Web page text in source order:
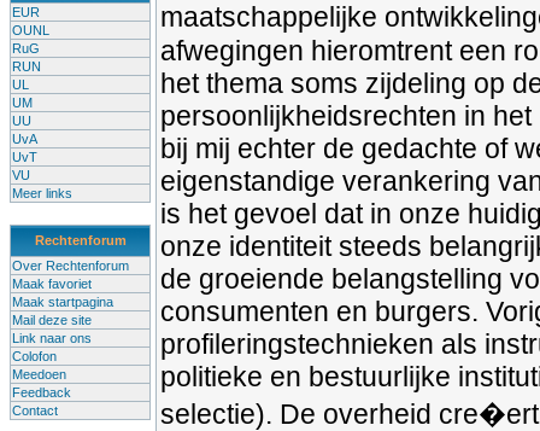
EUR
OUNL
RuG
RUN
UL
UM
UU
UvA
UvT
VU
Meer links
Rechtenforum
Over Rechtenforum
Maak favoriet
Maak startpagina
Mail deze site
Link naar ons
Colofon
Meedoen
Feedback
Contact
maatschappelijke
afwegingen hieromtrent een
het thema soms zijdeling op
persoonlijkheidsrechten in
bij mij echter de gedachte of
eigenstandige verankering
is het gevoel dat in onze
onze identiteit steeds
de groeiende belangstelling
consumenten en burgers.
profileringstechnieken als
politieke en bestuurlijke
selectie). De overheid